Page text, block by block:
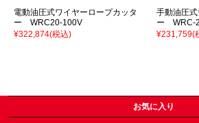
電動油圧式ワイヤーロープカッタ
ー WRC20-100V
¥322,874(税込)
手動油圧
ー WRC-
¥231,759(
お気に入り